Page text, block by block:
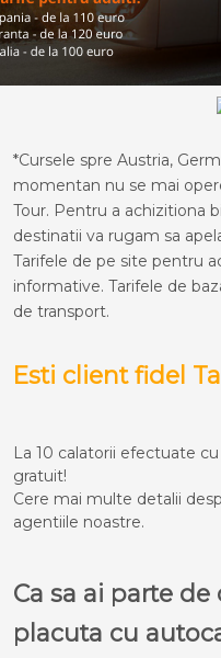
*Cursele spre Austria,
momentan nu se mai
Tour. Pentru a achizitiona
destinatii va rugam sa
Tarifele de pe site pentru
informative. Tarifele de
de transport.
Esti client fidel
La 10 calatorii efectuate
gratuit!
Cere mai multe detalii
agentiile noastre.
Ca sa ai parte
placuta cu